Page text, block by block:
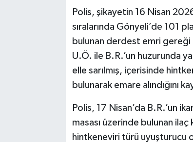
Polis, şikayetin 16 Nisan
sıralarında Gönyeli’de 101
bulunan derdest emri gereği
U.Ö. ile B.R.’un huzurunda
elle sarılmış, içerisinde
bulunarak emare alındığını
Polis, 17 Nisan’da B.R.’un
masası üzerinde bulunan ilaç
hintkeneviri türü uyuşturucu